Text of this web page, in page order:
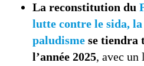
La reconstitution du
lutte contre le sida,
paludisme se tiendra
l’année 2025, avec un